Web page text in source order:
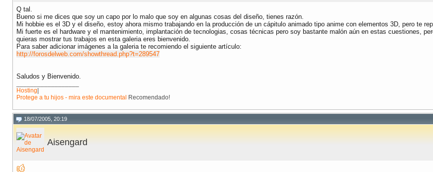
Q tal.
Bueno si me dices que soy un capo por lo malo que soy en algunas cosas del diseño, tienes razón.
Mi hobbie es el 3D y el diseño, estoy ahora mismo trabajando en la producción de un cápitulo animado tipo anime con elementos 3D, pero te
Mi fuerte es el hardware y el mantenimiento, implantación de tecnologias, cosas técnicas pero soy bastante malón aún en estas cuestiones,
quieras mostrar tus trabajos en esta galeria eres bienvenido.
Para saber adicionar imágenes a la galeria te recomiendo el siguiente artículo:
http://forosdelweb.com/showthread.php?t=289547
Saludos y Bienvenido.
Hosting
Protege a tu hijos - mira este documental Recomendado!
18/07/2005, 20:19
Aisengard